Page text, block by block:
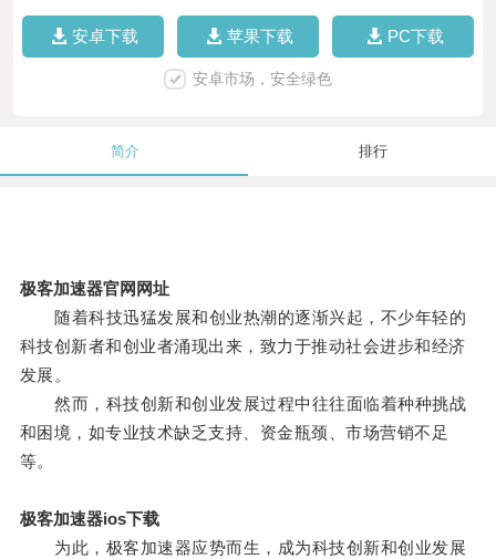
安卓下载 苹果下载 PC下载
安卓市场，安全绿色
简介 排行
极客加速器官网网址
随着科技迅猛发展和创业热潮的逐渐兴起，不少年轻的
科技创新者和创业者涌现出来，致力于推动社会进步和经济
发展。
然而，科技创新和创业发展过程中往往面临着种种挑战
和困境，如专业技术缺乏支持、资金瓶颈、市场营销不足
等。
极客加速器ios下载
为此，极客加速器应势而生，成为科技创新和创业发展